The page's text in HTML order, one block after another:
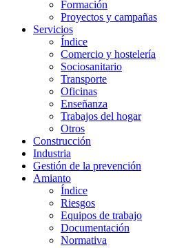
Formación
Proyectos y campañas
Servicios
Índice
Comercio y hostelería
Sociosanitario
Transporte
Oficinas
Enseñanza
Trabajos del hogar
Otros
Construcción
Industria
Gestión de la prevención
Amianto
Índice
Riesgos
Equipos de trabajo
Documentación
Normativa